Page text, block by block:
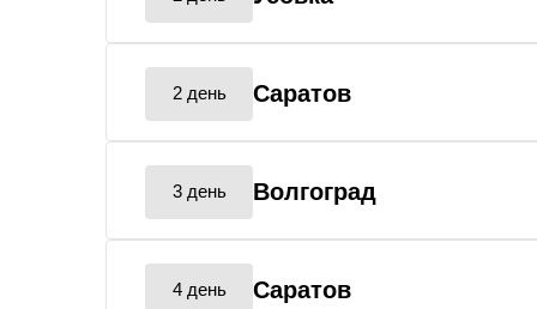
2 день Саратов
3 день Волгоград
4 день Саратов